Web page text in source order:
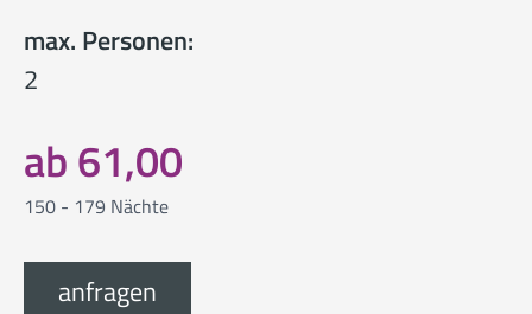
max. Personen:
2
ab 61,00
150 - 179 Nächte
anfragen